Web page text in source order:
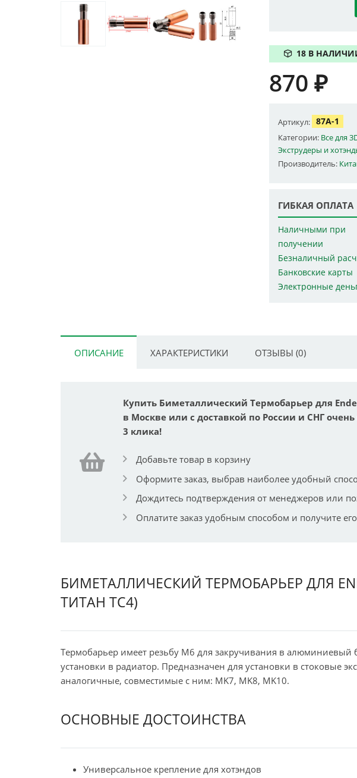
18 В
870₽
Артикул: 87A-1
Категории: Все для
Экструдеры и
Производитель:
ГИБКАЯ ОПЛАТА
Наличными при
получении
Безналичный
Банковские карты
Электронные
ОПИСАНИЕ ХАРАКТЕРИСТИКИ ОТЗЫВЫ (0)
Купить Биметаллический Термобарьер для
в Москве или с доставкой по России и СНГ
3 клика!
Добавьте товар в корзину
Оформите заказ, выбрав наиболее удобный
Дождитесь подтверждения от менеджеров или
Оплатите заказ удобным способом и получите
БИМЕТАЛЛИЧЕСКИЙ ТЕРМОБАРЬЕР ДЛЯ
ТИТАН TC4)
Термобарьер имеет резьбу M6 для закручивания в алюминиевый
установки в радиатор. Предназначен для установки в стоковые
аналогичные, совместимые с ним: MK7, MK8, MK10.
ОСНОВНЫЕ ДОСТОИНСТВА
Универсальное крепление для хотэндов